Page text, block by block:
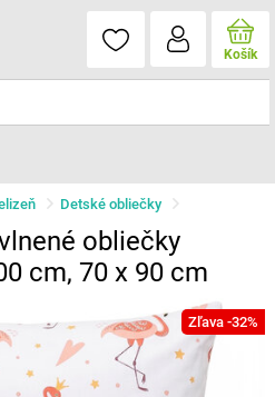
Košík
Detské obliečky
obliečky
cm, 70 x 90 cm
Zľava -32%